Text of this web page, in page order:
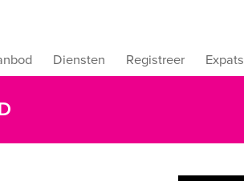
Diensten Registreer Expats